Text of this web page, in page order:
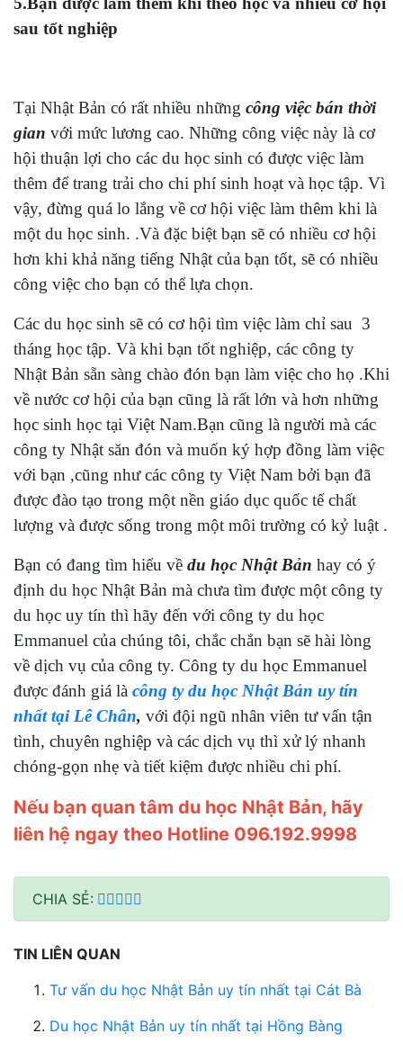
sau tốt nghiệp
Tại Nhật Bản có rất nhiều những công việc bán thời
gian với mức lương cao. Những công việc này là cơ
hội thuận lợi cho các du học sinh có được việc làm
thêm để trang trải cho chi phí sinh hoạt và học tập. Vì
vậy, đừng quá lo lắng về cơ hội việc làm thêm khi là
một du học sinh. .Và đặc biệt bạn sẽ có nhiều cơ hội
hơn khi khả năng tiếng Nhật của bạn tốt, sẽ có nhiều
công việc cho bạn có thể lựa chọn.
Các du học sinh sẽ có cơ hội tìm việc làm chỉ sau 3
tháng học tập. Và khi bạn tốt nghiệp, các công ty
Nhật Bản sẵn sàng chào đón bạn làm việc cho họ .Khi
về nước cơ hội của bạn cũng là rất lớn và hơn những
học sinh học tại Việt Nam.Bạn cũng là người mà các
công ty Nhật săn đón và muốn ký hợp đồng làm việc
với bạn ,cũng như các công ty Việt Nam bởi bạn đã
được đào tạo trong một nền giáo dục quốc tế chất
lượng và được sống trong một môi trường có kỷ luật .
Bạn có đang tìm hiểu về du học Nhật Bản hay có ý
định du học Nhật Bản mà chưa tìm được một công ty
du học uy tín thì hãy đến với công ty du học
Emmanuel của chúng tôi, chắc chắn bạn sẽ hài lòng
về dịch vụ của công ty. Công ty du học Emmanuel
được đánh giá là công ty du học Nhật Bản uy tín
nhất tại Lê Chân, với đội ngũ nhân viên tư vấn tận
tình, chuyên nghiệp và các dịch vụ thì xử lý nhanh
chóng-gọn nhẹ và tiết kiệm được nhiều chi phí.
Nếu bạn quan tâm du học Nhật Bản, hãy
liên hệ ngay theo Hotline 096.192.9998
CHIA SẺ:
TIN LIÊN QUAN
Tư vấn du học Nhật Bản uy tín nhất tại Cát Bà
Du học Nhật Bản uy tín nhất tại Hồng Bàng